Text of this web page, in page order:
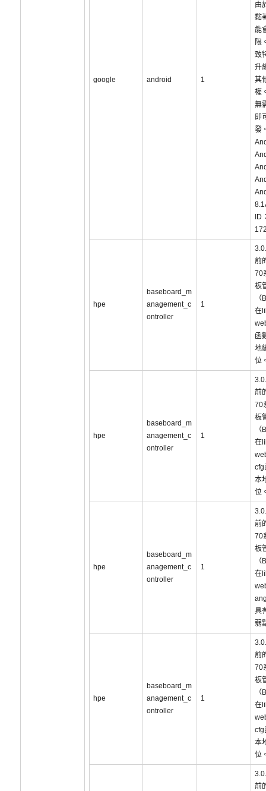
google android 1
由
黏
能
限
致
升
其
權
無
即
發
ID
hpe
baseboard_m
anagement_c
ontroller
1
前
70
板
在
函
地
位
hpe
baseboard_m
anagement_c
ontroller
1
前
70
板
在
cfg
本
位
hpe
baseboard_m
anagement_c
ontroller
1
前
70
板
在
具
弱
hpe
baseboard_m
anagement_c
ontroller
1
前
70
板
在
cfg
本
位
前